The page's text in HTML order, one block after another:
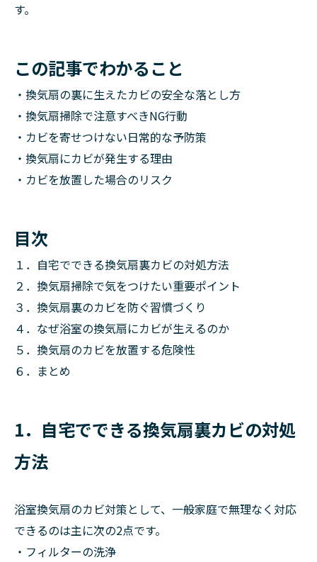
す。
この記事でわかること
・換気扇の裏に生えたカビの安全な落とし方
・換気扇掃除で注意すべきNG行動
・カビを寄せつけない日常的な予防策
・換気扇にカビが発生する理由
・カビを放置した場合のリスク
目次
１．自宅でできる換気扇裏カビの対処方法
２．換気扇掃除で気をつけたい重要ポイント
３．換気扇裏のカビを防ぐ習慣づくり
４．なぜ浴室の換気扇にカビが生えるのか
５．換気扇のカビを放置する危険性
６．まとめ
1．自宅でできる換気扇裏カビの対処
方法
浴室換気扇のカビ対策として、一般家庭で無理なく対応
できるのは主に次の2点です。
・フィルターの洗浄